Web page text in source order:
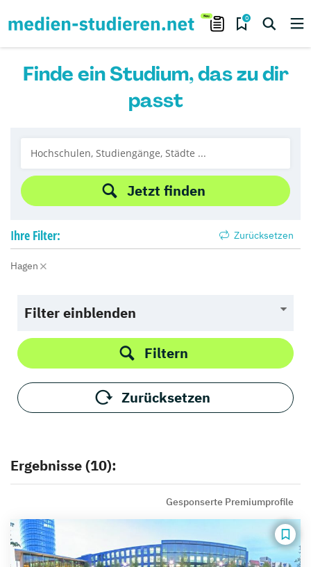
0
Finde ein Studium, das zu dir
passt
Jetzt finden
Ihre Filter: Zurücksetzen
Hagen
Filter einblenden
Filtern
Zurücksetzen
Ergebnisse (10):
Gesponserte Premiumprofile